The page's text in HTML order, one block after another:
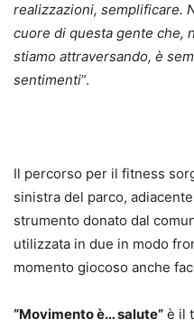
realizzazioni, semplificare.
cuore di questa gente che,
stiamo attraversando, è
sentimenti”.
Il percorso per il fitness
sinistra del parco,
strumento donato dal
utilizzata in due in modo
momento giocoso anche
“Movimento è… salute” è il